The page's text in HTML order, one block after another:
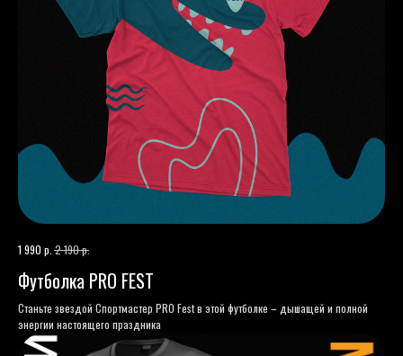
1 990 р. 2 190р.
Футболка PRO FEST
Станьте звездой Спортмастер PRO Fest в этой футболке – дышащей и полной
энергии настоящего праздника